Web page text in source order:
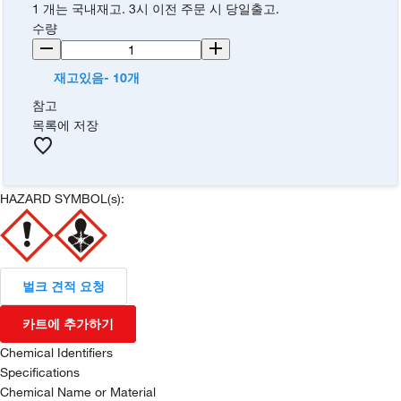
1 개는 국내재고. 3시 이전 주문 시 당일출고.
수량
재고있음- 10개
참고
목록에 저장
HAZARD SYMBOL(s):
벌크 견적 요청
카트에 추가하기
Chemical Identifiers
Specifications
Chemical Name or Material